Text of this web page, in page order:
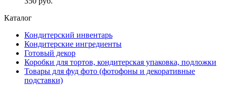
Каталог
Кондитерский инвентарь
Кондитерские ингредиенты
Готовый декор
Коробки для тортов, кондитерская упаковка, подложки
Товары для фуд фото (фотофоны и декоративные
подставки)